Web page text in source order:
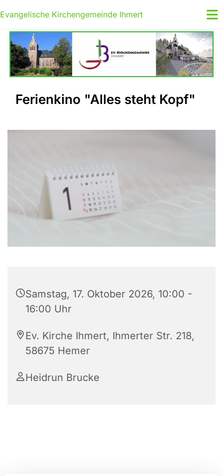
Evangelische Kirchengemeinde Ihmert
Ferienkino "Alles steht Kopf"
Samstag, 17. Oktober 2026, 10:00 -
16:00 Uhr
Ev. Kirche Ihmert, Ihmerter Str. 218,
58675 Hemer
Heidrun Brucke